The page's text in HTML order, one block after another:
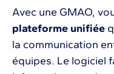
Avec une GMAO,
plateforme unifiée
la communication
équipes. Le logiciel